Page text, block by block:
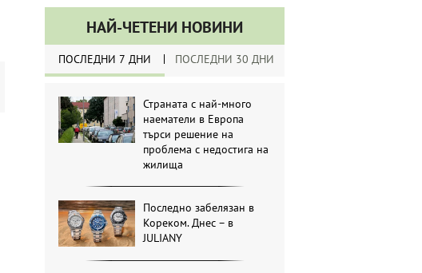
НАЙ-ЧЕТЕНИ НОВИНИ
ПОСЛЕДНИ 7 ДНИ ПОСЛЕДНИ 30 ДНИ
Страната с най-много
наематели в Европа
търси решение на
проблема с недостига на
жилища
Последно забелязан в
Кореком. Днес – в
JULIANY